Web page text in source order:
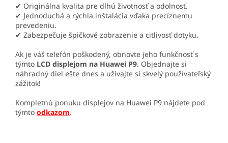
✔ Originálna kvalita pre dlhú životnosť a odolnosť.
✔ Jednoduchá a rýchla inštalácia vďaka precíznemu
prevedeniu.
✔ Zabezpečuje špičkové zobrazenie a citlivosť dotyku.
Ak je váš telefón poškodený, obnovte jeho funkčnosť s
týmto LCD displejom na Huawei P9. Objednajte si
náhradný diel ešte dnes a užívajte si skvelý používateľský
zážitok!
Kompletnú ponuku displejov na Huawei P9 nájdete pod
týmto odkazom.